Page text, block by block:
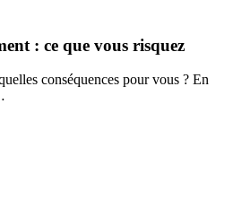
Dossier
surendettement
ce
que
: ce que vous risquez
conséquences pour vous ? En